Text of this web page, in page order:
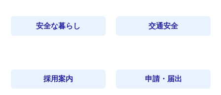
安全な暮らし 交通安全
採用案内 申請・届出